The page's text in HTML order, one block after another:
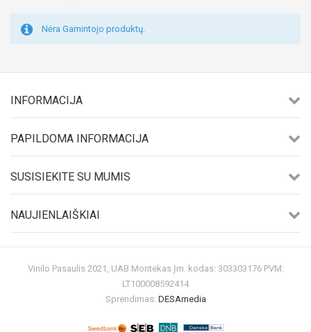
Nėra Gamintojo produktų.
INFORMACIJA
PAPILDOMA INFORMACIJA
SUSISIEKITE SU MUMIS
NAUJIENLAIŠKIAI
Vinilo Pasaulis 2021, UAB Montekas Įm. kodas: 303303176 PVM:
LT100008592414
Sprendimas: DESAmedia